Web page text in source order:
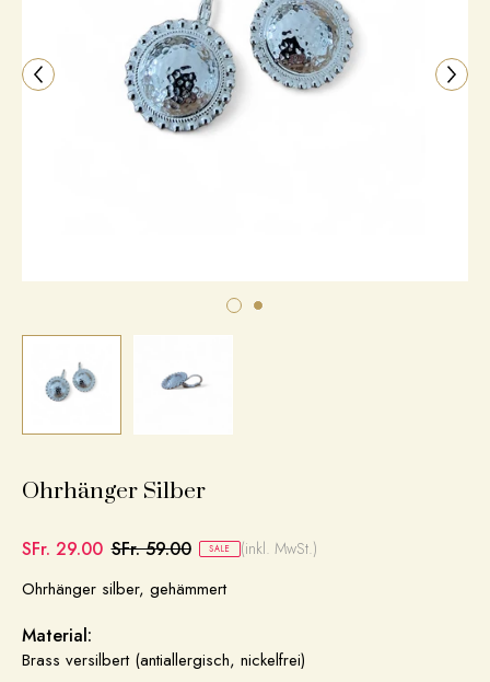
Ohrhänger Silber
SFr. 29.00 SFr. 59.00 SALE (inkl. MwSt.)
Ohrhänger silber, gehämmert
Material:
Brass versilbert (antiallergisch, nickelfrei)